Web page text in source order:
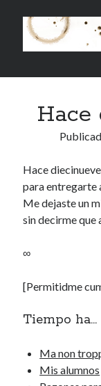
Barra
Buscar
Mandi te lo pide
No compres, adopta
Tienen algo
Renegibertagu
Calítoe.:.enMaría
DanielaenMaría
Hace
Hace
para entregarte
Me dejaste un
sin decirme que
∞
[Permitidme
Tiempo ha...
Ma non
Mis alumnos